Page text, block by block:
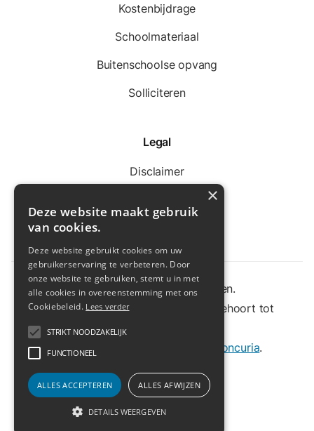
Kostenbijdrage
Schoolmateriaal
Buitenschoolse opvang
Solliciteren
Legal
Disclaimer
© Alle rechten voorbehouden.
Vrije Basisschool Bekaf Aarschot behoort tot
scholengroep
Ontwerp en ontwikkeling door
Concuria.
×
Deze website maakt gebruik
van cookies.
Deze website gebruikt cookies om uw
gebruikerservaring te verbeteren. Door
onze website te gebruiken, stemt u in met
alle cookies in overeenstemming met ons
Cookiebeleid. Lees verder
STRIKT NOODZAKELIJK
FUNCTIONEEL
ALLES ACCEPTEREN ALLES AFWIJZEN
DETAILS WEERGEVEN